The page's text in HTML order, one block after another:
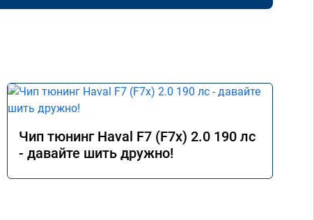
Чип тюнинг Haval F7 (F7x) 2.0 190 лс
- давайте шить дружно!